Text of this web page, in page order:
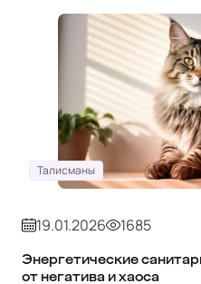
Талисманы
19.01.2026 1685
Энергетические
от негатива и хаоса